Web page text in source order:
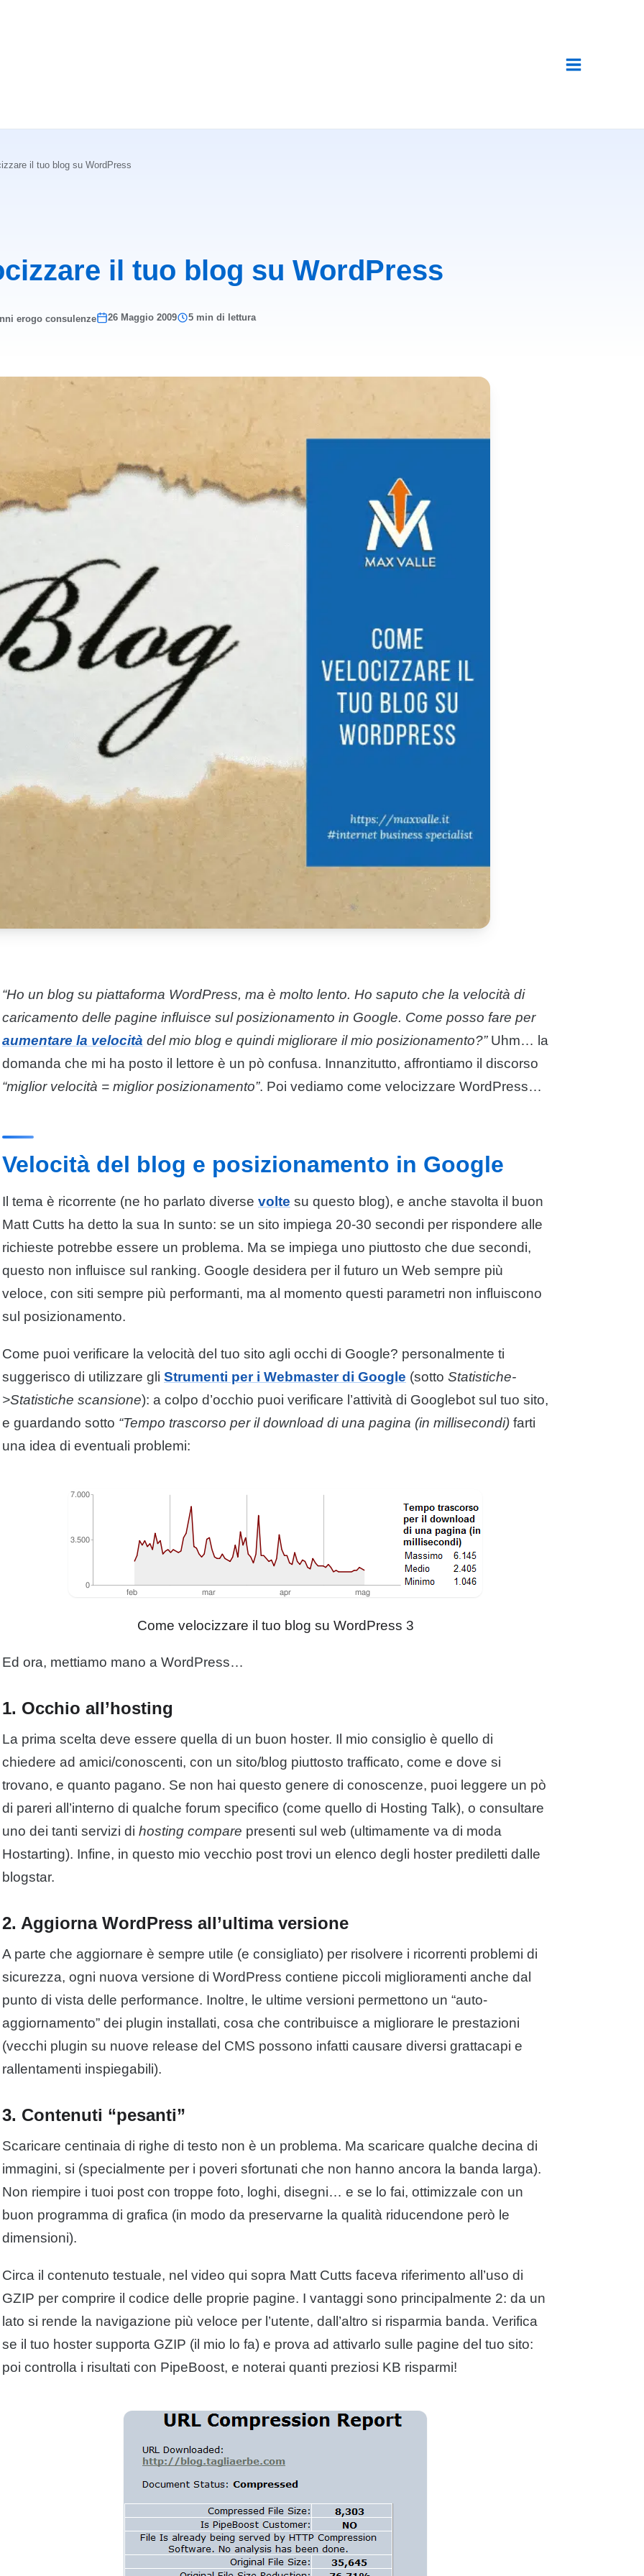
il tuo blog su WordPress
il tuo blog su WordPress
erogo consulenze 26 Maggio 2009 5 min di lettura
“Ho un blog su piattaforma WordPress, ma è molto lento. Ho saputo che la velocità di
caricamento delle pagine influisce sul posizionamento in Google. Come posso fare per
aumentare la velocità del mio blog e quindi migliorare il mio posizionamento?”Uhm… la
domanda che mi ha posto il lettore è un pò confusa. Innanzitutto, affrontiamo il discorso
“miglior velocità = miglior posizionamento”. Poi vediamo come velocizzare WordPress…
Velocità del blog e posizionamento in Google
Il tema è ricorrente (ne ho parlato diverse volte su questo blog), e anche stavolta il buon
Matt Cutts ha detto la sua In sunto: se un sito impiega 20-30 secondi per rispondere alle
richieste potrebbe essere un problema. Ma se impiega uno piuttosto che due secondi,
questo non influisce sul ranking. Google desidera per il futuro un Web sempre più
veloce, con siti sempre più performanti, ma al momento questi parametri non influiscono
sul posizionamento.
Come puoi verificare la velocità del tuo sito agli occhi di Google? personalmente ti
suggerisco di utilizzare gli Strumenti per i Webmaster di Google (sotto Statistiche-
>Statistiche scansione): a colpo d’occhio puoi verificare l’attività di Googlebot sul tuo sito,
e guardando sotto “Tempo trascorso per ildownload di una pagina (in millisecondi) farti
una idea di eventuali problemi:
Come velocizzare il tuo blog su WordPress 3
Ed ora, mettiamo mano a WordPress…
1. Occhio all’hosting
La prima scelta deve essere quella di un buon hoster. Il mio consiglio è quello di
chiedere ad amici/conoscenti, con un sito/blog piuttosto trafficato, come e dove si
trovano, e quanto pagano. Se non hai questo genere di conoscenze, puoi leggere un pò
di pareri all’interno di qualche forum specifico (come quello di Hosting Talk), o consultare
uno dei tanti servizi di hosting compare presenti sul web (ultimamente va di moda
Hostarting). Infine, in questo mio vecchio post trovi un elenco degli hoster prediletti dalle
blogstar.
2. Aggiorna WordPress all’ultima versione
A parte che aggiornare è sempre utile (e consigliato) per risolvere i ricorrenti problemi di
sicurezza, ogni nuova versione di WordPress contiene piccoli miglioramenti anche dal
punto di vista delle performance. Inoltre, le ultime versioni permettono un “auto-
aggiornamento” dei plugin installati, cosa che contribuisce a migliorare le prestazioni
(vecchi plugin su nuove release del CMS possono infatti causare diversi grattacapi e
rallentamenti inspiegabili).
3. Contenuti “pesanti”
Scaricare centinaia di righe di testo non è un problema. Ma scaricare qualche decina di
immagini, si (specialmente per i poveri sfortunati che non hanno ancora la banda larga).
Non riempire i tuoi post con troppe foto, loghi, disegni… e se lo fai, ottimizzale con un
buon programma di grafica (in modo da preservarne la qualità riducendone però le
dimensioni).
Circa il contenuto testuale, nel video qui sopra Matt Cutts faceva riferimento all’uso di
GZIP per comprire il codice delle proprie pagine. I vantaggi sono principalmente 2: da un
lato si rende la navigazione più veloce per l’utente, dall’altro si risparmia banda. Verifica
se il tuo hoster supporta GZIP (il mio lo fa) e prova ad attivarlo sulle pagine del tuo sito:
poi controlla i risultati con PipeBoost, e noterai quanti preziosi KB risparmi!